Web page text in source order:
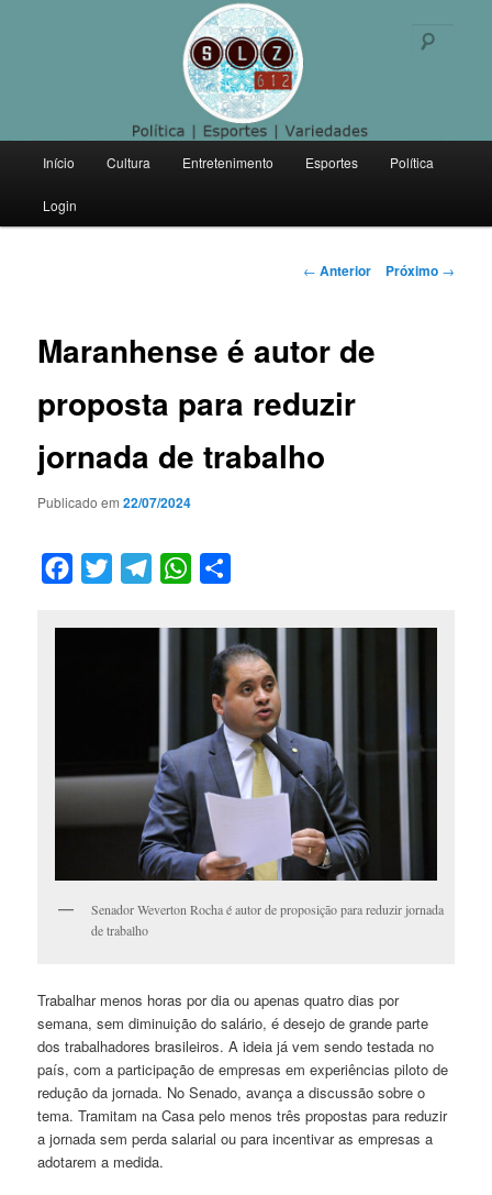
Politica | Esportes | Variedades
principal
Pular
para
principal
Início Cultura Entretenimento Esportes Política
Login
Navegação
← Anterior Próximo →
Maranhense é autor de
proposta para reduzir
jornada de trabalho
Publicado em22/07/2024
Facebook
Twitter TelegramWhatsApp
Senador Weverton Rocha é autor de proposição para reduzir jornada
de trabalho
Trabalhar menos horas por dia ou apenas quatro dias por
semana, sem diminuição do salário, é desejo de grande parte
dos trabalhadores brasileiros. A ideia já vem sendo testada no
país, com a participação de empresas em experiências piloto de
redução da jornada. No Senado, avança a discussão sobre o
tema. Tramitam na Casa pelo menos três propostas para reduzir
a jornada sem perda salarial ou para incentivar as empresas a
adotarem a medida.